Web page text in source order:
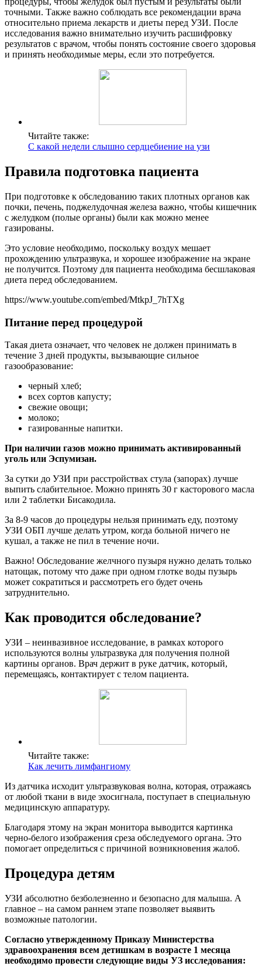
точными. Также важно соблюдать все рекомендации врача
относительно приема лекарств и диеты перед УЗИ. После
исследования важно внимательно изучить расшифровку
результатов с врачом, чтобы понять состояние своего здоровья
и принять необходимые меры, если это потребуется.
Читайте также:
С какой недели слышно сердцебиение на узи
Правила подготовка пациента
При подготовке к обследованию таких плотных органов как
почки, печень, поджелудочная железа важно, чтобы кишечник
с желудком (полые органы) были как можно менее
газированы.
Это условие необходимо, поскольку воздух мешает
прохождению ультразвука, и хорошее изображение на экране
не получится. Поэтому для пациента необходима бесшлаковая
диета перед обследованием.
https://www.youtube.com/embed/MtkpJ_7hTXg
Питание перед процедурой
Такая диета означает, что человек не должен принимать в
течение 3 дней продукты, вызывающие сильное
газообразование:
черный хлеб;
всех сортов капусту;
свежие овощи;
молоко;
газированные напитки.
При наличии газов можно принимать активированный
уголь или Эспумизан.
За сутки до УЗИ при расстройствах стула (запорах) лучше
выпить слабительное. Можно принять 30 г касторового масла
или 2 таблетки Бисакодила.
За 8-9 часов до процедуры нельзя принимать еду, поэтому
УЗИ ОБП лучше делать утром, когда больной ничего не
кушал, а также не пил в течение ночи.
Важно! Обследование желчного пузыря нужно делать только
натощак, потому что даже при одном глотке воды пузырь
может сократиться и рассмотреть его будет очень
затруднительно.
Как проводится обследование?
УЗИ – неинвазивное исследование, в рамках которого
используются волны ультразвука для получения полной
картины органов. Врач держит в руке датчик, который,
перемещаясь, контактирует с телом пациента.
Читайте также:
Как лечить лимфангиому
Из датчика исходит ультразвуковая волна, которая, отражаясь
от любой ткани в виде эхосигнала, поступает в специальную
медицинскую аппаратуру.
Благодаря этому на экран монитора выводится картинка
черно-белого изображения среза обследуемого органа. Это
помогает определиться с причиной возникновения жалоб.
Процедура детям
УЗИ абсолютно безболезненно и безопасно для малыша. А
главное – на самом раннем этапе позволяет выявить
возможные патологии.
Согласно утвержденному Приказу Министерства
здравоохранения всем детишкам в возрасте 1 месяца
необходимо провести следующие виды УЗ исследования: